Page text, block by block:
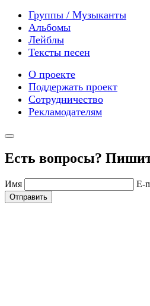
Группы / Музыканты
Альбомы
Лейблы
Тексты песен
О проекте
Поддержать проект
Сотрудничество
Рекламодателям
Есть вопросы?
Имя E-